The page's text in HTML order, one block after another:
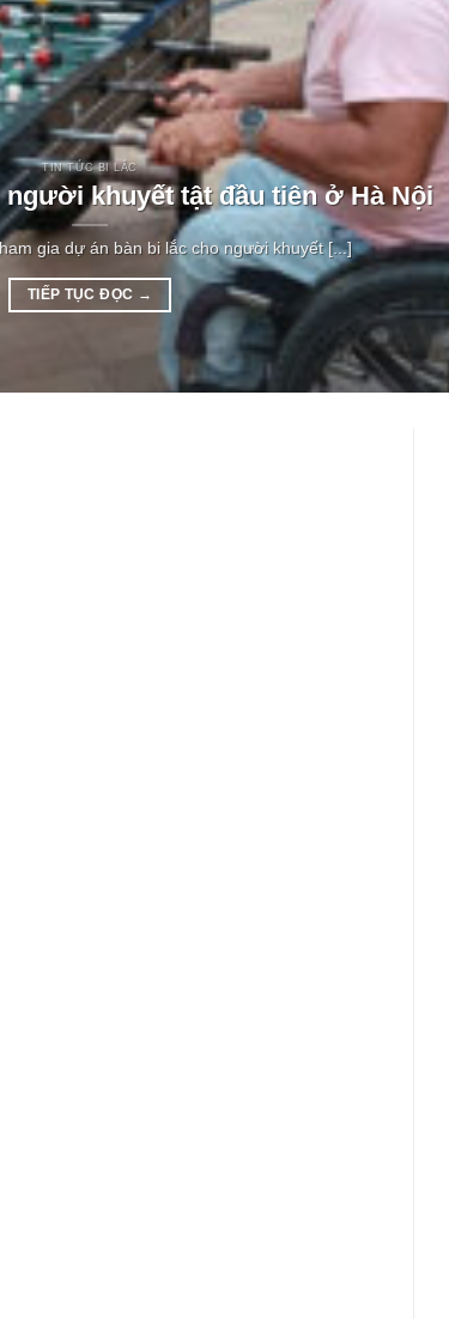
TIN TỨC BI LẮC
khuyết tật đầu tiên ở Hà Nội
gia dự án bàn bi lắc cho người khuyết [...]
TIẾP TỤC ĐỌC →